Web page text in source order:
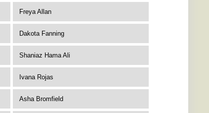
Freya Allan
Dakota Fanning
Shaniaz Hama Ali
Ivana Rojas
Asha Bromfield